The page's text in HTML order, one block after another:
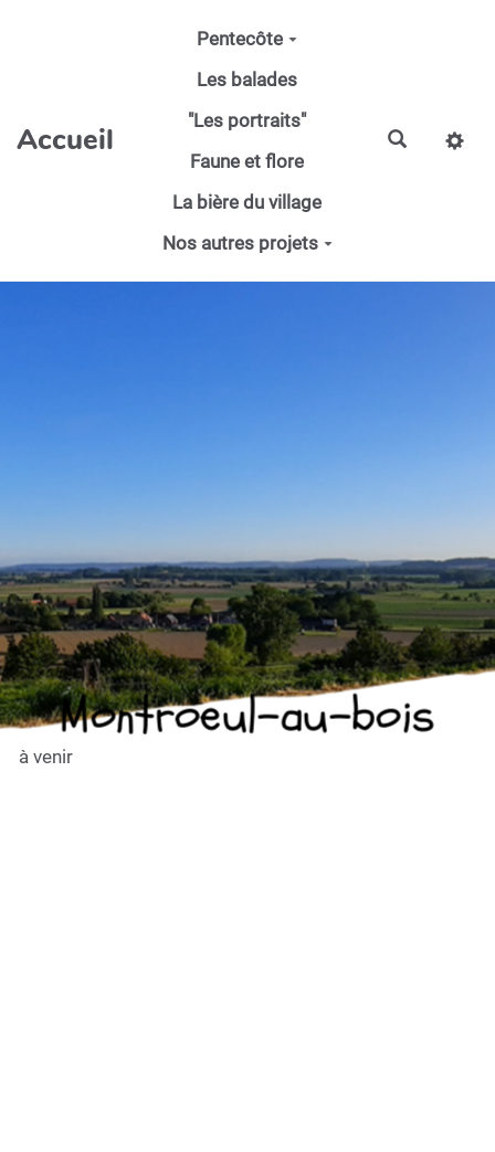
Aller au contenu principal
Accueil
Pentecôte
Les balades
"Les portraits"
Faune et flore
La bière du village
Nos autres projets
Montroeul-au-bois
à venir